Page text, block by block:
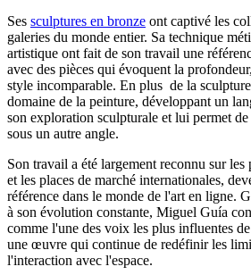
Ses sculptures en bronze ont captivé les
galeries du monde entier. Sa technique
artistique ont fait de son travail une
avec des pièces qui évoquent la
style incomparable. En plus de la
domaine de la peinture, développant un
son exploration sculpturale et lui permet
sous un autre angle.
Son travail a été largement reconnu sur les
et les places de marché internationales,
référence dans le monde de l'art en ligne.
à son évolution constante, Miguel Guía
comme l'une des voix les plus influentes
une œuvre qui continue de redéfinir les
l'interaction avec l'espace.